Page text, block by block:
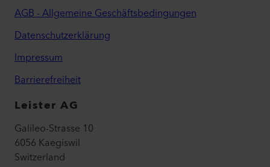
AGB - Allgemeine Geschäftsbedingungen
Datenschutzerklärung
Impressum
Barrierefreiheit
Leister AG
Galileo-Strasse 10
6056 Kaegiswil
Switzerland